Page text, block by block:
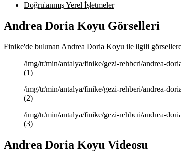
Doğrulanmış Yerel İşletmeler
Andrea Doria Koyu Görselleri
Finike'de bulunan Andrea Doria Koyu ile ilgili
/img/tr/min/antalya/finike/gezi-rehberi/andrea-
(1)
/img/tr/min/antalya/finike/gezi-rehberi/andrea-
(2)
/img/tr/min/antalya/finike/gezi-rehberi/andrea-
(3)
Andrea Doria Koyu Videosu